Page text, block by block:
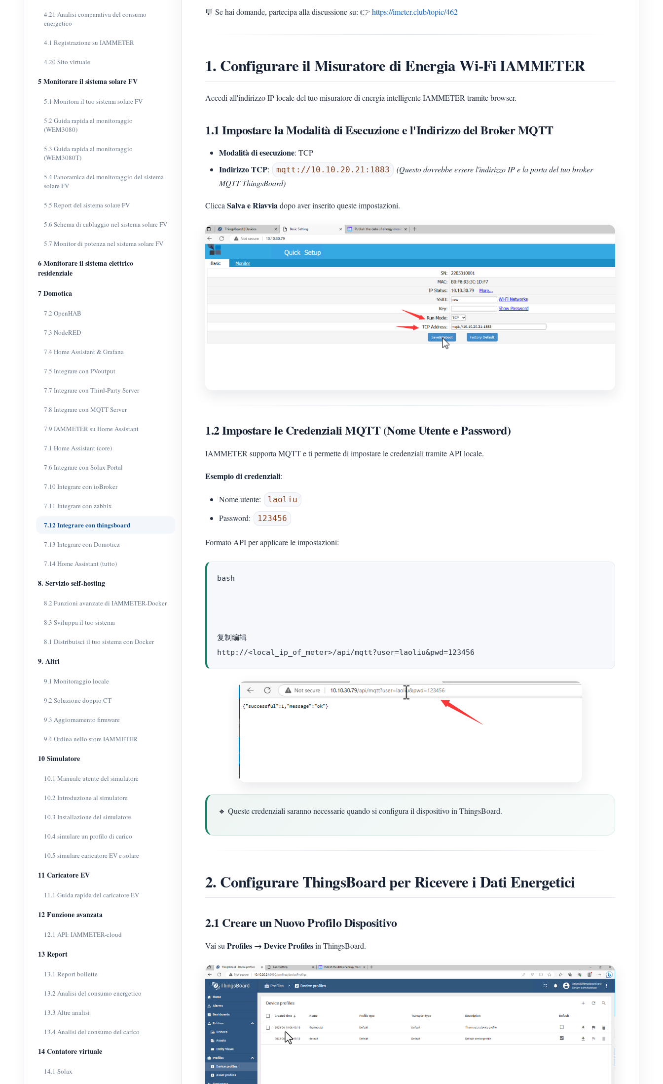
4.21 Analisi comparativa del consumo
energetico
4.1 Registrazione su IAMMETER
4.20 Sito virtuale
5 Monitorare il sistema solare FV
5.1 Monitora il tuo sistema solare FV
5.2 Guida rapida al monitoraggio
(WEM3080)
5.3 Guida rapida al monitoraggio
(WEM3080T)
5.4 Panoramica del monitoraggio del sistema
solare FV
5.5 Report del sistema solare FV
5.6 Schema di cablaggio nel sistema solare FV
5.7 Monitor di potenza nel sistema solare FV
6 Monitorare il sistema elettrico
residenziale
7 Domotica
7.2 OpenHAB
7.3 NodeRED
7.4 Home Assistant & Grafana
7.5 Integrare con PVoutput
7.7 Integrare con Third-Party Server
7.8 Integrare con MQTT Server
7.9 IAMMETER su Home Assistant
7.1 Home Assistant (core)
7.6 Integrare con Solax Portal
7.10 Integrare con ioBroker
7.11 Integrare con zabbix
7.12 Integrare con thingsboard
7.13 Integrare con Domoticz
7.14 Home Assistant (tutto)
8. Servizio self-hosting
8.2 Funzioni avanzate di IAMMETER-Docker
8.3 Sviluppa il tuo sistema
8.1 Distribuisci il tuo sistema con Docker
9. Altri
9.1 Monitoraggio locale
9.2 Soluzione doppio CT
9.3 Aggiornamento firmware
9.4 Ordina nello store IAMMETER
10 Simulatore
10.1 Manuale utente del simulatore
10.2 Introduzione al simulatore
10.3 Installazione del simulatore
10.4 simulare un profilo di carico
10.5 simulare caricatore EV e solare
11 Caricatore EV
11.1 Guida rapida del caricatore EV
12 Funzione avanzata
12.1 API: IAMMETER-cloud
13 Report
13.1 Report bollette
13.2 Analisi del consumo energetico
13.3 Altre analisi
13.4 Analisi del consumo del carico
14 Contatore virtuale
14.1 Solax
💬 Se hai domande, partecipa alla discussione su: 👉 https://imeter.club/topic/462
1. Configurare il Misuratore di Energia Wi-Fi IAMMETER
Accedi all'indirizzo IP locale del tuo misuratore di energia intelligente IAMMETER tramite browser.
1.1 Impostare la Modalità di Esecuzione e l'Indirizzo del Broker MQTT
Modalità di esecuzione: TCP
Indirizzo TCP: mqtt://10.10.20.21:1883
(Questo dovrebbe essere l'indirizzo IP e la porta del tuo broker
MQTT ThingsBoard)
Clicca Salva e Riavviadopo aver inserito queste impostazioni.
1.2 Impostare le Credenziali MQTT (Nome Utente e Password)
IAMMETER supporta MQTT e ti permette di impostare le credenziali tramite API locale.
Esempio di credenziali:
Nome utente: laoliu
Password: 123456
Formato API per applicare le impostazioni:
bash
复制编辑
🔹 Queste credenziali saranno necessarie quando si configura il dispositivo in ThingsBoard.
2. Configurare ThingsBoard per Ricevere i Dati Energetici
2.1 Creare un Nuovo Profilo Dispositivo
Vai su Profiles → Device Profilesin ThingsBoard.